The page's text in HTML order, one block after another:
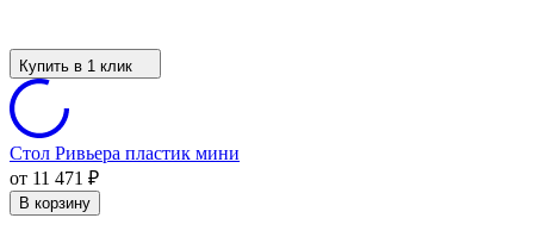
Купить в 1 клик
Стол Ривьера пластик мини
от 11 471 ₽
В корзину